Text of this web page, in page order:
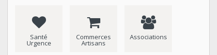
Santé
Urgence
Commerces
Artisans
Associations